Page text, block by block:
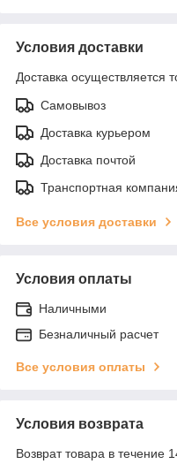
Условия доставки
Доставка осуществляется
Самовывоз
Доставка курьером
Доставка почтой
Транспортная
Все условия доставки
Условия оплаты
Наличными
Безналичный расчет
Все условия оплаты
Условия возврата
Возврат товара в течение